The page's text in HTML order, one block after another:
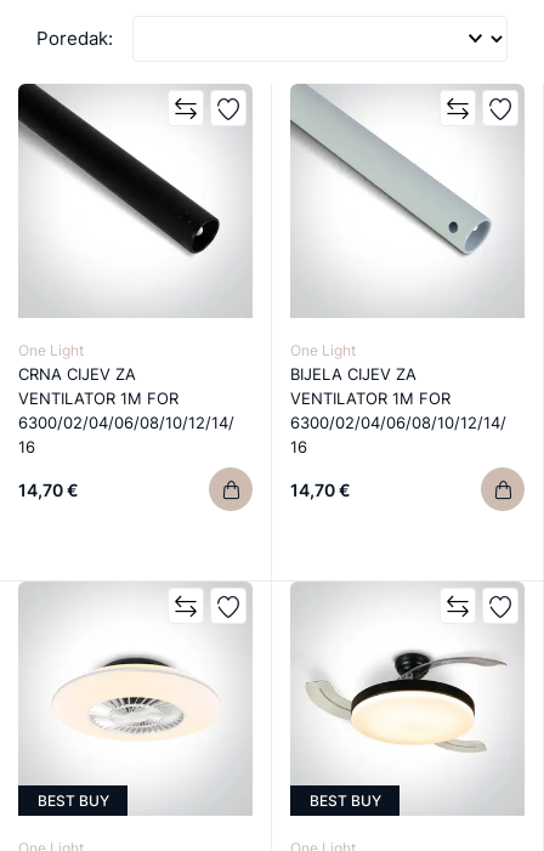
Poredak:
One Light
CRNA CIJEV ZA
VENTILATOR 1M FOR
6300/02/04/06/08/10/12/14/
16
14,70 €
One Light
BIJELA CIJEV ZA
VENTILATOR 1M FOR
6300/02/04/06/08/10/12/14/
16
14,70 €
BEST BUY BEST BUY